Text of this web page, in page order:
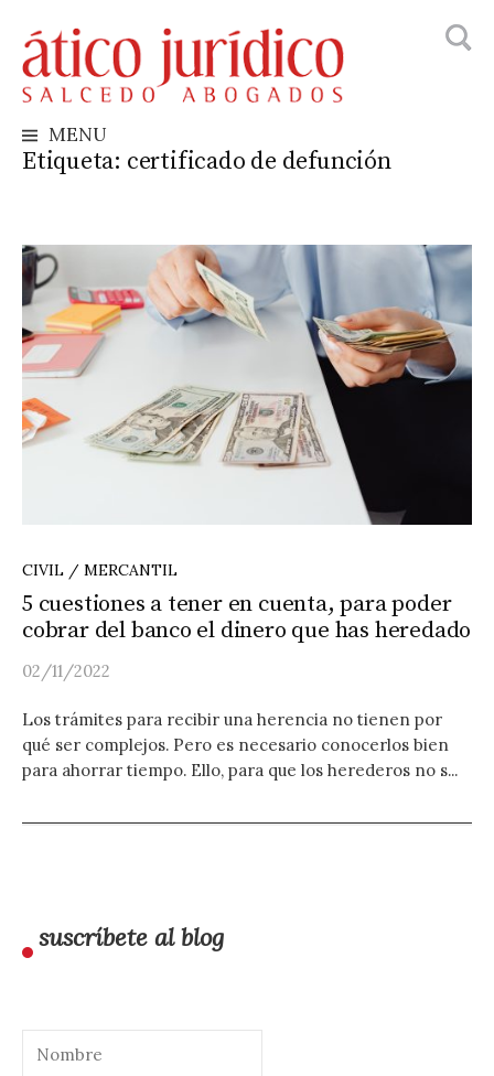
to
content
MENU
Etiqueta: certificado de defunción
CIVIL / MERCANTIL
5 cuestiones a tener en cuenta, para poder
cobrar del banco el dinero que has heredado
02/11/2022
Los trámites para recibir una herencia no tienen por
qué ser complejos. Pero es necesario conocerlos bien
para ahorrar tiempo. Ello, para que los herederos no s...
suscríbete al blog